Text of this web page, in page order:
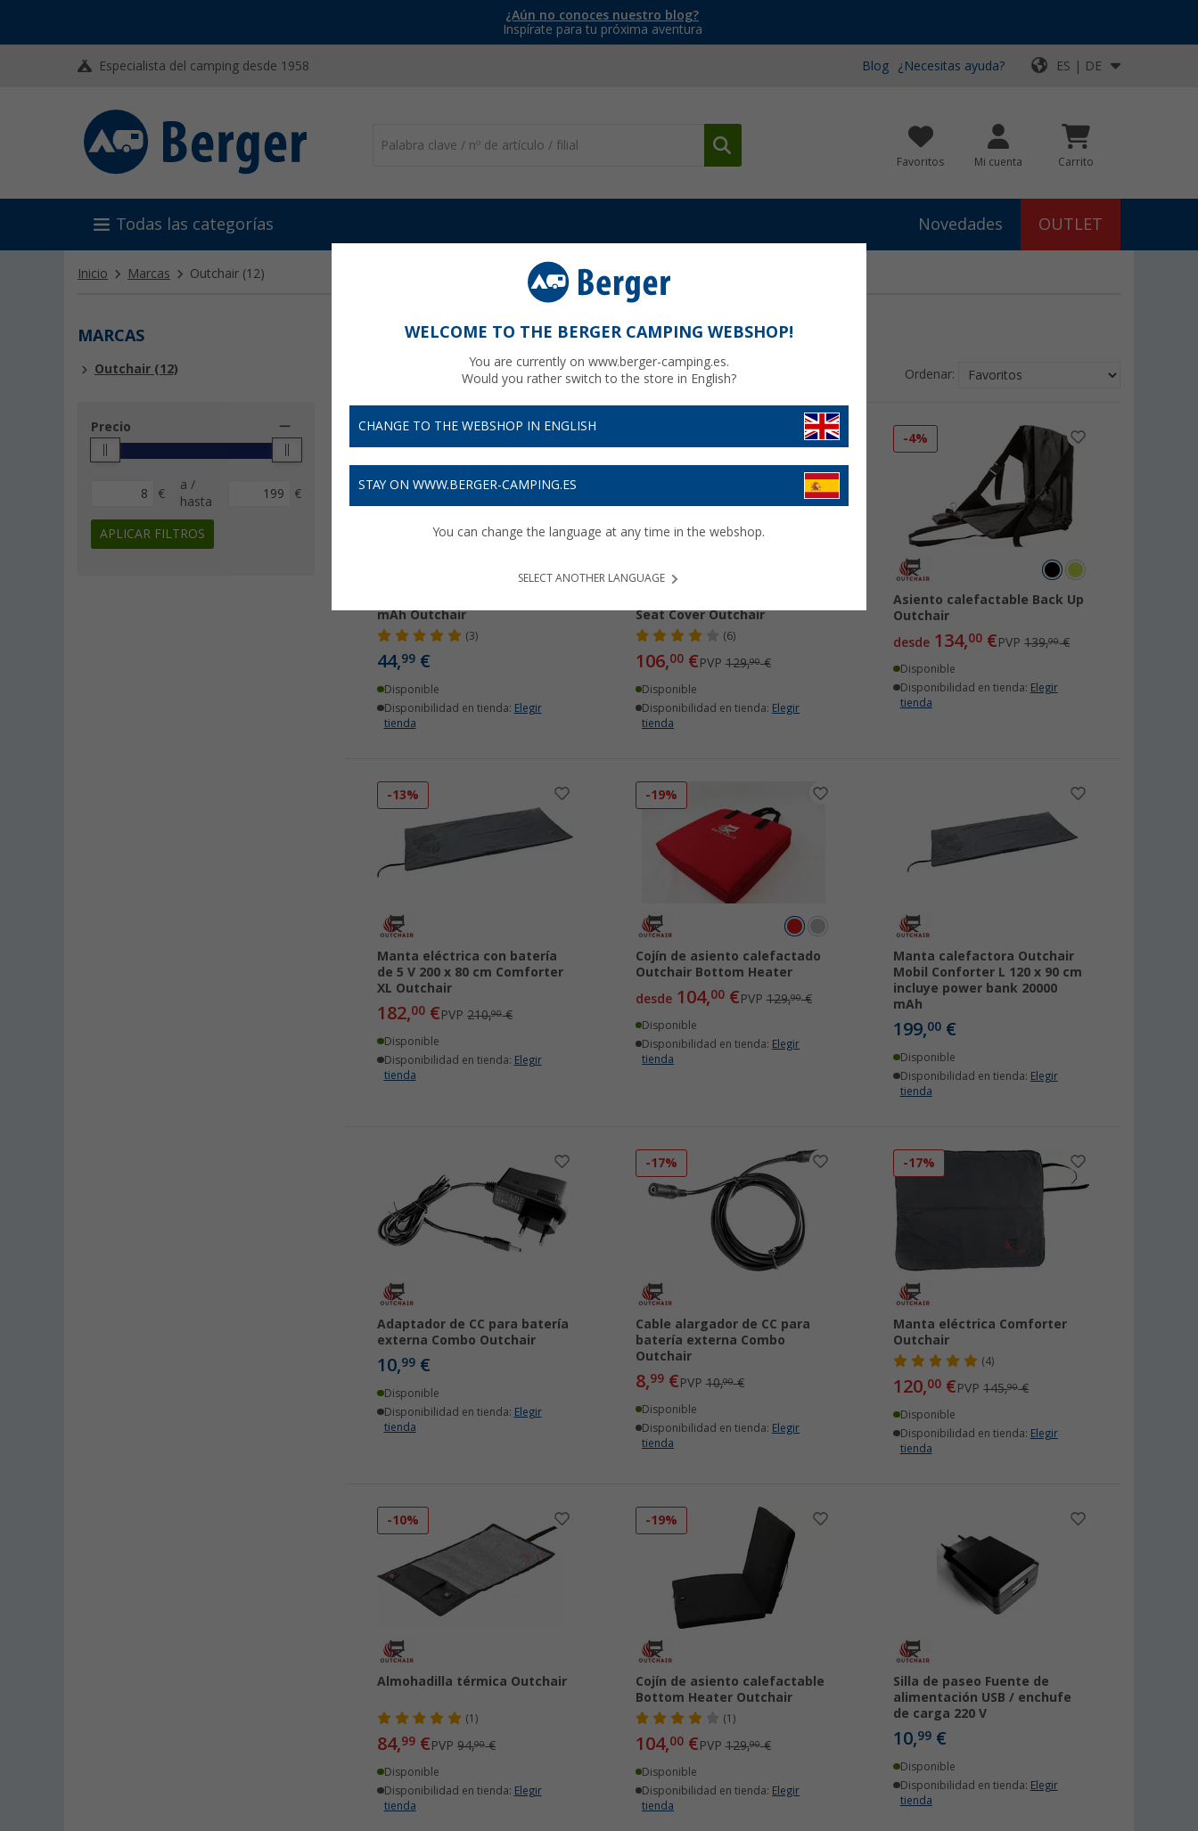
¿Aún no conoces nuestro blog?
Inspírate para tu próxima aventura
Especialista del camping desde 1958 Blog ¿Necesitas ayuda? ES | DE
Favoritos Mi cuenta Carrito
Todas las categorías Novedades OUTLET
Inicio Marcas Outchair (12)
MARCAS
Outchair (12)
Precio
€
a /
hasta
€
APLICAR FILTROS
OUTCHAIR
Ordenar:
mAh Outchair
(3)
44,99 €
Disponible
Disponibilidad en tienda: Elegir
tienda
Seat Cover Outchair
(6)
106,00€PVP129,90€
Disponible
Disponibilidad en tienda: Elegir
tienda
-4%
Asiento calefactable Back Up
Outchair
desde 134,00 €PVP139,90€
Disponible
Disponibilidad en tienda: Elegir
tienda
-13%
Manta eléctrica con batería
de 5 V 200 x 80 cm Comforter
XL Outchair
182,00 €PVP210,90€
Disponible
Disponibilidad en tienda: Elegir
tienda
-19%
Cojín de asiento calefactado
Outchair Bottom Heater
desde104,00€PVP129,90€
Disponible
Disponibilidad en tienda: Elegir
tienda
Manta calefactora Outchair
Mobil Conforter L 120 x 90 cm
incluye power bank 20000
mAh
199,00 €
Disponible
Disponibilidad en tienda: Elegir
tienda
Adaptador de CC para batería
externa Combo Outchair
10,99 €
Disponible
Disponibilidad en tienda: Elegir
tienda
-17%
Cable alargador de CC para
batería externa Combo
Outchair
8,99€PVP10,90€
Disponible
Disponibilidad en tienda: Elegir
tienda
-17%
Manta eléctrica Comforter
Outchair
(4)
120,00 €PVP145,90€
Disponible
Disponibilidad en tienda: Elegir
tienda
-10%
Almohadilla térmica Outchair
(1)
84,99 €PVP94,90€
Disponible
Disponibilidad en tienda: Elegir
tienda
-19%
Cojín de asiento calefactable
Bottom Heater Outchair
(1)
104,00€PVP129,90€
Disponible
Disponibilidad en tienda: Elegir
tienda
Silla de paseo Fuente de
alimentación USB / enchufe
de carga 220 V
10,99 €
Disponible
Disponibilidad en tienda: Elegir
tienda
WELCOME TO THE BERGER CAMPING WEBSHOP!
You are currently on www.berger-camping.es.
Would you rather switch to the store in English?
CHANGE TO THE WEBSHOP IN ENGLISH
STAY ON WWW.BERGER-CAMPING.ES
You can change the language at any time in the webshop.
SELECT ANOTHER LANGUAGE